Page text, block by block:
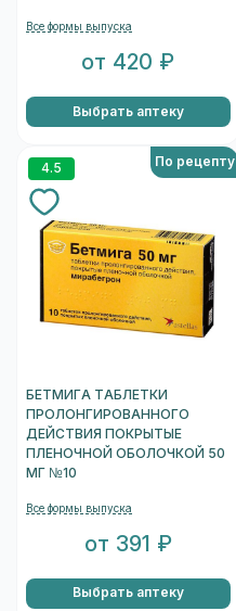
Все формы выпуска
от 420 ₽
Выбрать аптеку
4.5 По рецепту
БЕТМИГА ТАБЛЕТКИ
ПРОЛОНГИРОВАННОГО
ДЕЙСТВИЯ ПОКРЫТЫЕ
ПЛЕНОЧНОЙ ОБОЛОЧКОЙ 50
МГ №10
Все формы выпуска
от 391 ₽
Выбрать аптеку